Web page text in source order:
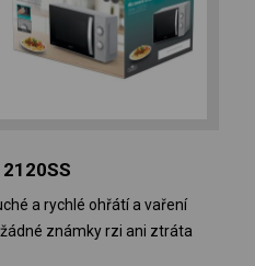
a rychlé ohřátí a vaření
známky rzi ani ztráta